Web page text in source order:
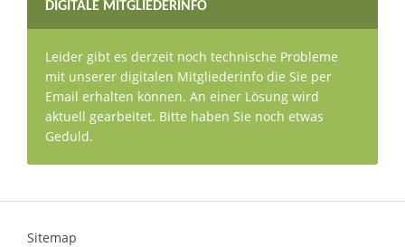
DIGITALE MITGLIEDERINFO
Leider gibt es derzeit noch technische Probleme
mit unserer digitalen Mitgliederinfo die Sie per
Email erhalten können. An einer Lösung wird
aktuell gearbeitet. Bitte haben Sie noch etwas
Geduld.
Sitemap